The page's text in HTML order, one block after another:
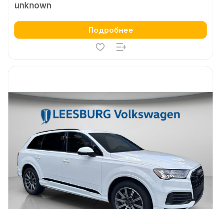
unknown
Подробнее